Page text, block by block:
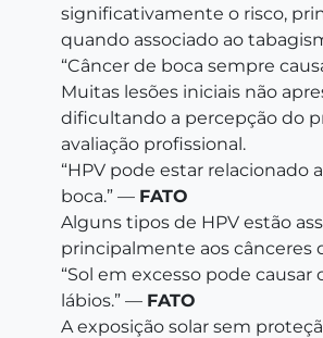
significativamente o risco,
quando associado ao
“Câncer de boca sempre
Muitas lesões iniciais não
dificultando a percepção do
avaliação profissional.
“HPV pode estar relacionado
boca.” — FATO
Alguns tipos de HPV estão
principalmente aos cânceres
“Sol em excesso pode causar
lábios.” — FATO
A exposição solar sem